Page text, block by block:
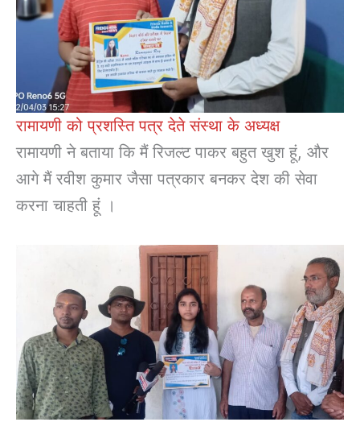
रामायणी को प्रशस्ति पत्र देते संस्था के अध्यक्ष
रामायणी ने बताया कि मैं रिजल्ट पाकर बहुत खुश हूं, और
आगे मैं रवीश कुमार जैसा पत्रकार बनकर देश की सेवा
करना चाहती हूं ।